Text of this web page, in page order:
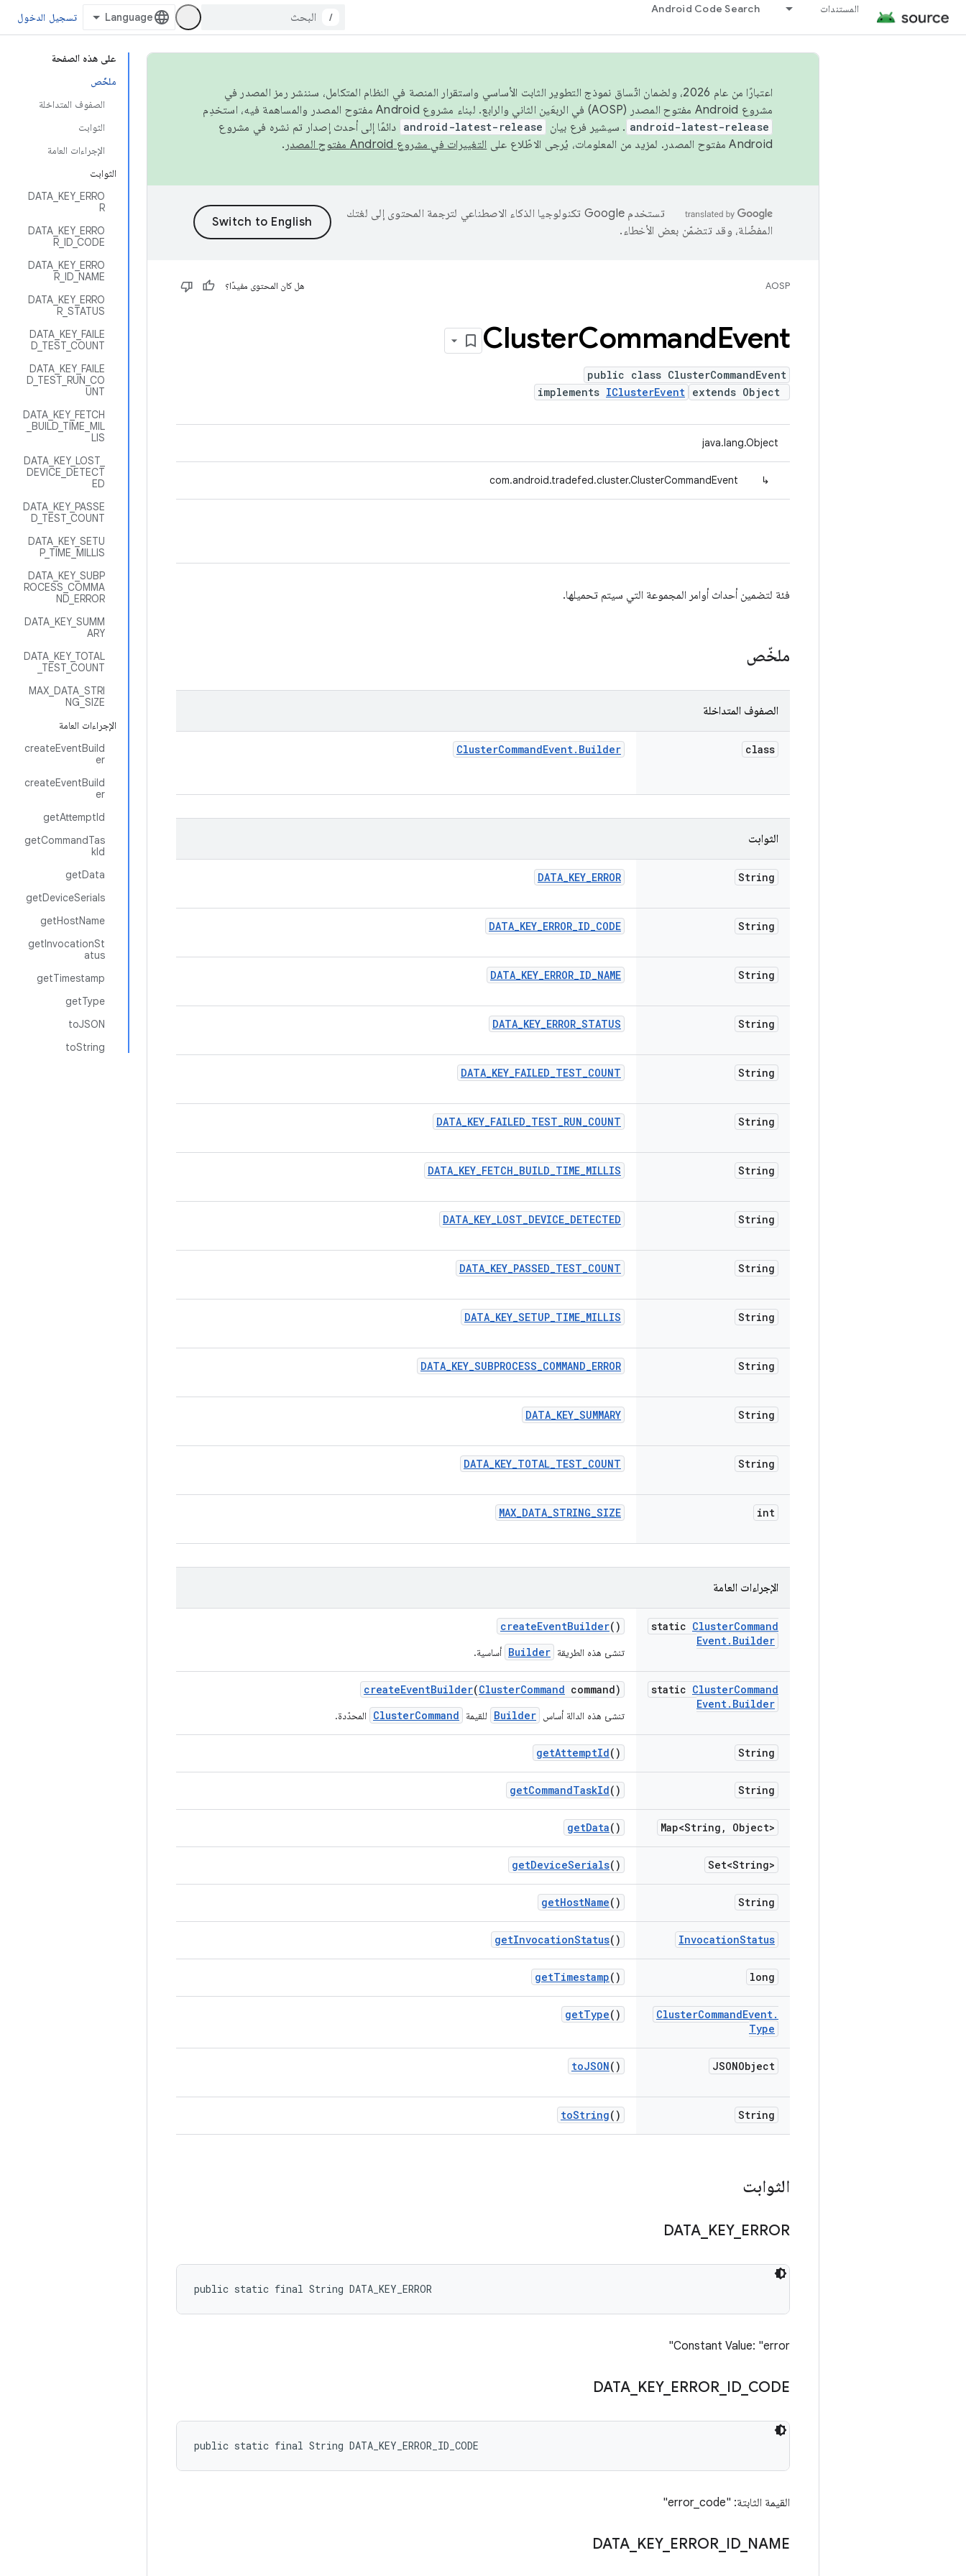
المستندات Android Code Search
/ تسجيل الدخول
على هذه الصفحة
ملخّص
الصفوف المتداخلة
الثوابت
الإجراءات العامة
الثوابت
DATA_KEY_ERRO
R
DATA_KEY_ERRO
R_ID_CODE
DATA_KEY_ERRO
R_ID_NAME
DATA_KEY_ERRO
R_STATUS
DATA_KEY_FAILE
D_TEST_COUNT
DATA_KEY_FAILE
D_TEST_RUN_CO
UNT
DATA_KEY_FETCH
_BUILD_TIME_MIL
LIS
DATA_KEY_LOST_
DEVICE_DETECT
ED
DATA_KEY_PASSE
D_TEST_COUNT
DATA_KEY_SETU
P_TIME_MILLIS
DATA_KEY_SUBP
ROCESS_COMMA
ND_ERROR
DATA_KEY_SUMM
ARY
DATA_KEY_TOTAL
_TEST_COUNT
MAX_DATA_STRI
NG_SIZE
الإجراءات العامة
createEventBuild
er
createEventBuild
er
getAttemptId
getCommandTas
kId
getData
getDeviceSerials
getHostName
getInvocationSt
atus
getTimestamp
getType
toJSON
toString
اعتبارًا من عام 2026، ولضمان اتّساق نموذج التطوير الثابت الأساسي واستقرار المنصة في النظام المتكامل، سننشر رمز المصدر في
مشروع Android مفتوح المصدر (AOSP) في الربعَين الثاني والرابع. لبناء مشروع Android مفتوح المصدر والمساهمة فيه، استخدِم
android-latest-release . سيشير فرع بيان android-latest-release دائمًا إلى أحدث إصدار تم نشره في مشروع
Android مفتوح المصدر. لمزيد من المعلومات، يُرجى الاطّلاع على
التغييرات في مشروع Android مفتوح المصدر .
تستخدم Google تكنولوجيا الذكاء الاصطناعي لترجمة المحتوى إلى لغتك
المفضّلة، وقد تتضمّن بعض الأخطاء.
AOSP هل كان المحتوى مفيدًا؟
ClusterCommandEvent
public class ClusterCommandEvent
extends Object
implements IClusterEvent
java.lang.Object
↳
com.android.tradefed.cluster.ClusterCommandEvent
فئة لتضمين أحداث أوامر المجموعة التي سيتم تحميلها.
ملخّص
الصفوف المتداخلة
class
ClusterCommandEvent. Builder
الثوابت
String
DATA_KEY_ERROR
String
DATA_KEY_ERROR_ID_CODE
String
DATA_KEY_ERROR_ID_NAME
String
DATA_KEY_ERROR_STATUS
String
DATA_KEY_FAILED_TEST_COUNT
String
DATA_KEY_FAILED_TEST_RUN_COUNT
String
DATA_KEY_FETCH_BUILD_TIME_MILLIS
String
DATA_KEY_LOST_DEVICE_DETECTED
String
DATA_KEY_PASSED_TEST_COUNT
String
DATA_KEY_SETUP_TIME_MILLIS
String
DATA_KEY_SUBPROCESS_COMMAND_ERROR
String
DATA_KEY_SUMMARY
String
DATA_KEY_TOTAL_TEST_COUNT
int
MAX_DATA_STRING_SIZE
الإجراءات العامة
static ClusterCommand
Event. Builder
createEventBuilder()
تنشئ هذه الطريقة Builder أساسية.
static ClusterCommand
Event. Builder
createEventBuilder(ClusterCommand command)
تنشئ هذه الدالة أساس Builder للقيمة ClusterCommand المحدّدة.
String
getAttemptId()
String
getCommandTaskId()
Map<String , Object>
getData()
Set<String>
getDeviceSerials()
String
getHostName()
InvocationStatus
getInvocationStatus()
long
getTimestamp()
ClusterCommandEvent.
Type
getType()
JSONObject
toJSON()
String
toString()
الثوابت
DATA KEY_ ERROR
public static final String DATA_KEY_ERROR
Constant Value: "error"
DATA KEY_ ERROR ID CODE
public static final String DATA_KEY_ERROR_ID_CODE
القيمة الثابتة: "error_code"
DATA KEY_ ERROR ID NAME